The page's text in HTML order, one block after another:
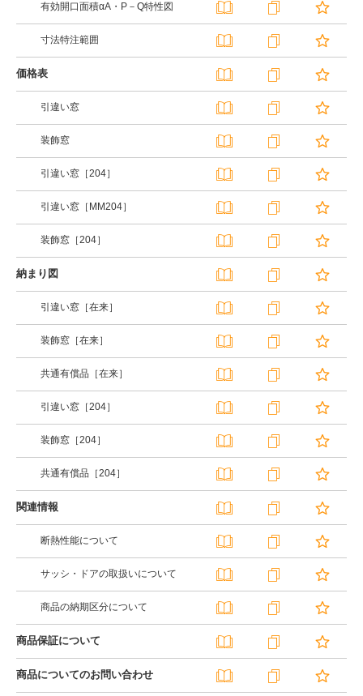
有効開口面積αA・P－Q特性図
寸法特注範囲
価格表
引違い窓
装飾窓
引違い窓［204］
引違い窓［MM204］
装飾窓［204］
納まり図
引違い窓［在来］
装飾窓［在来］
共通有償品［在来］
引違い窓［204］
装飾窓［204］
共通有償品［204］
関連情報
断熱性能について
サッシ・ドアの取扱いについて
商品の納期区分について
商品保証について
商品についてのお問い合わせ